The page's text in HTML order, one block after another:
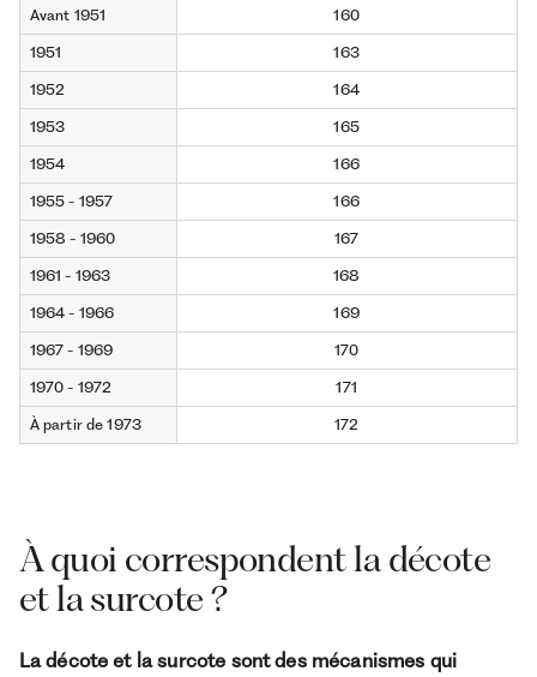
Avant 1951 160
1951 163
1952 164
1953 165
1954 166
1955 - 1957 166
1958 - 1960 167
1961 - 1963 168
1964 - 1966 169
1967 - 1969 170
1970 - 1972 171
À partir de 1973 172
À quoi correspondent la décote
et la surcote ?
La décote et la surcote sont des mécanismes qui